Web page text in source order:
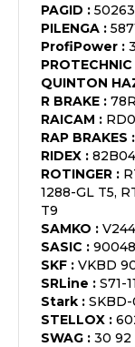
PAGID :
PILENGA :
ProfiPower :
PROTECHNIC
QUINTON
R BRAKE :
RAICAM :
RAP BRAKES :
RIDEX :
ROTINGER :
1288-GL T5,
T9
SAMKO :
SASIC :
SKF : VKBD
SRLine : S71-
Stark :
STELLOX :
SWAG : 30 92